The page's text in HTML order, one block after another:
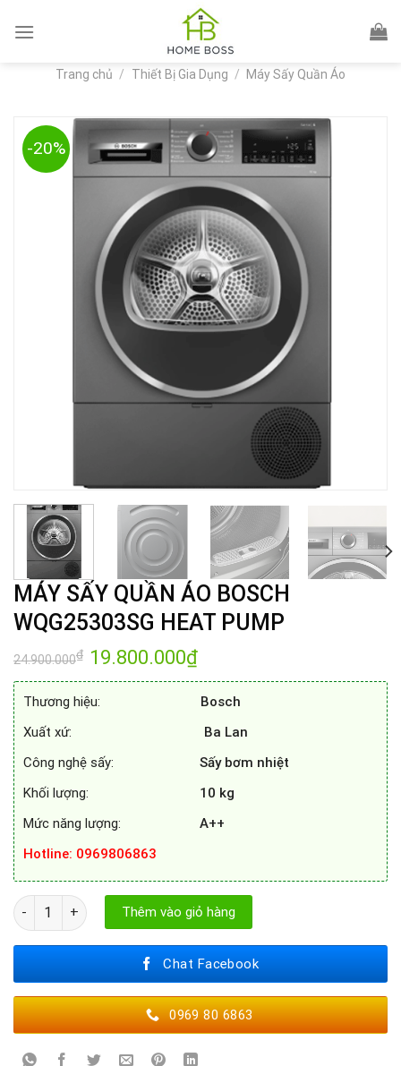
Trang chủ / Thiết Bị Gia Dụng / Máy Sấy Quần Áo
-20%
MÁY SẤY QUẦN ÁO BOSCH
WQG25303SG HEAT PUMP
24.900.000₫ Giá
gốc
là:
19.800.000₫Giá
tại
19.800.000₫.
Thương hiệu:
Bosch
Xuất xứ:
Ba Lan
Công nghệ sấy: Sấy bơm nhiệt
Khối lượng:
10 kg
Mức năng lượng: A++
Hotline: 0969806863
MÁY SẤY QUẦN ÁO BOSCH WQG25303SG HEAT PUMP số lượng
Thêm vào giỏ hàng
Chat Facebook
0969 80 6863